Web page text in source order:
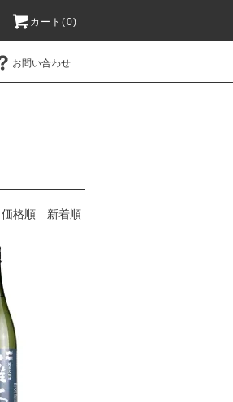
カート(0)
お問い合わせ
価格順 新着順